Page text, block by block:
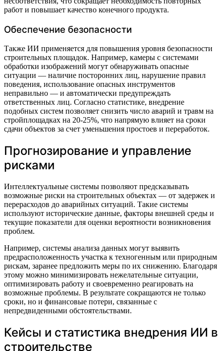
работ и повышает качество конечного продукта.
Обеспечение безопасности
Также ИИ применяется для повышения уровня безопасности
строительных площадок. Например, камеры с системами
обработки изображений могут обнаруживать опасные
ситуации — наличие посторонних лиц, нарушение правил
поведения, использование опасных инструментов
неправильно — и автоматически предупреждать
ответственных лиц. Согласно статистике, внедрение
подобных систем позволяет снизить число аварий и травм на
стройплощадках на 20-25%, что напрямую влияет на сроки
сдачи объектов за счет уменьшения простоев и переработок.
Прогнозирование и управление
рисками
Интеллектуальные системы позволяют предсказывать
возможные риски на строительных объектах — от задержек и
перерасходов до аварийных ситуаций. Такие системы
используют исторические данные, факторы внешней среды и
текущие показатели для оценки вероятности возникновения
проблем.
Например, системы анализа данных могут выявить
предрасположенность участка к техногенным или природным
рискам, заранее предложить меры по их снижению. Благодаря
этому можно минимизировать нежелательные ситуации,
оптимизировать работу и своевременно реагировать на
возможные проблемы. В результате сокращаются не только
сроки, но и финансовые потери, связанные с
непредвиденными обстоятельствами.
Кейсы и статистика внедрения ИИ в
строительстве